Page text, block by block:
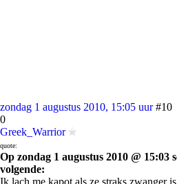
zondag 1 augustus 2010, 15:05 uur #10
0
Greek_Warrior
quote:
Op zondag 1 augustus 2010 @ 15:03
volgende:
Ik lach me kapot als ze straks zwanger